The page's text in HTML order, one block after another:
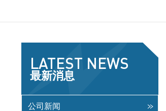
LATEST NEWS
最新消息
公司新闻